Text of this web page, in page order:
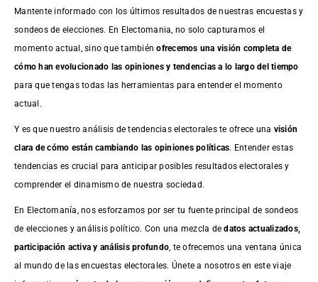
Mantente informado con los últimos resultados de nuestras encuestasy
sondeos de elecciones. En Electomania, no solo capturamos el
momento actual, sino que tambiénofrecemos una visión completa de
cómo han evolucionado las opiniones y tendencias a lo largo del tiempo
para que tengas todas las herramientas para entender el momento
actual.
Y es que nuestro análisis de tendencias electorales te ofrece una visión
clara de cómo están cambiando las opiniones políticas. Entender estas
tendencias es crucial para anticipar posibles resultados electorales y
comprender el dinamismo de nuestra sociedad.
En Electomanía, nos esforzamos por ser tu fuente principal de sondeos
de elecciones y análisis político. Con una mezcla dedatos actualizados,
participación activa y análisis profundo , te ofrecemos una ventana única
al mundo de las encuestas electorales. Únete a nosotros en este viaje